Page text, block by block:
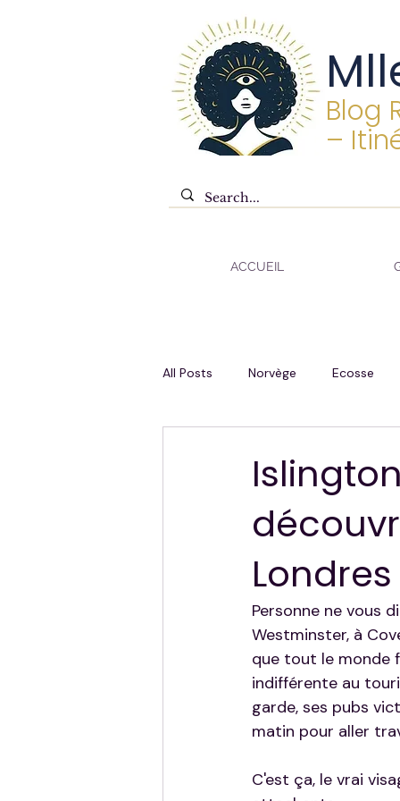
Blog
–
ACCUEIL
All Posts Norvège Ecosse
Londres
Personne ne vous
Westminster, à
que tout le monde
indifférente au
garde, ses pubs
matin pour aller
C'est ça, le vrai